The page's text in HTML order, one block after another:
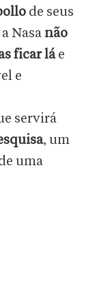
de seus
a Nasa não
ficar láe
e
servirá
, um
uma